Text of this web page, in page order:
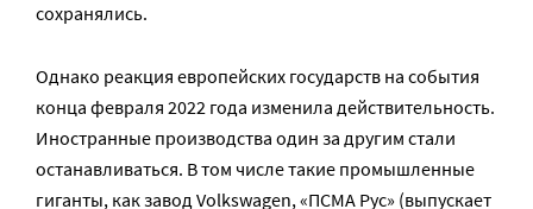
сохранялись.
Однако реакция европейских государств на события
конца февраля 2022 года изменила действительность.
Иностранные производства один за другим стали
останавливаться. В том числе такие промышленные
гиганты, как завод Volkswagen, «ПСМА Рус» (выпускает